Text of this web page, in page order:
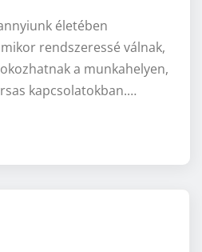
életében
rendszeressé válnak,
a munkahelyen,
kapcsolatokban.…